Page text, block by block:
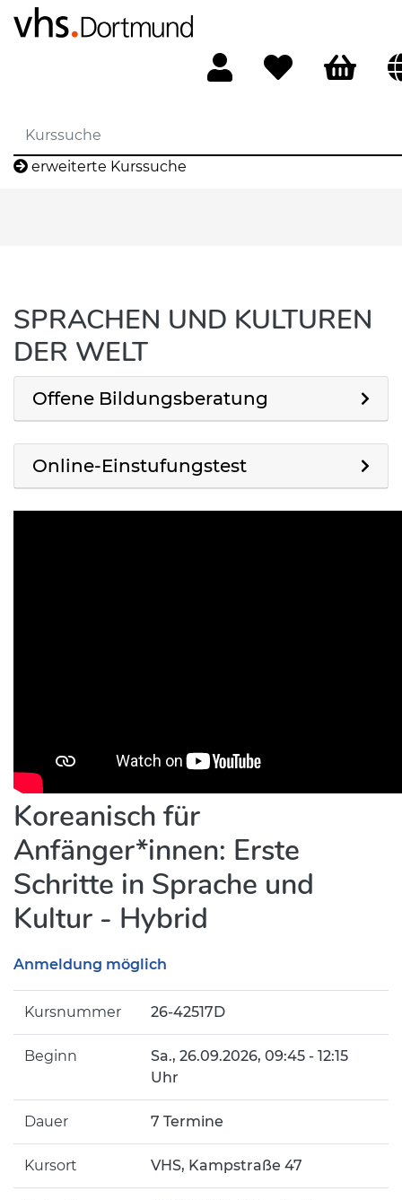
erweiterte Kurssuche
SPRACHEN UND KULTUREN
DER WELT
Offene Bildungsberatung
Online-Einstufungstest
Koreanisch für
Anfänger*innen: Erste
Schritte in Sprache und
Kultur - Hybrid
Anmeldung möglich
Kursnummer 26-42517D
Beginn Sa., 26.09.2026, 09:45 - 12:15
Uhr
Dauer 7 Termine
Kursort VHS, Kampstraße 47